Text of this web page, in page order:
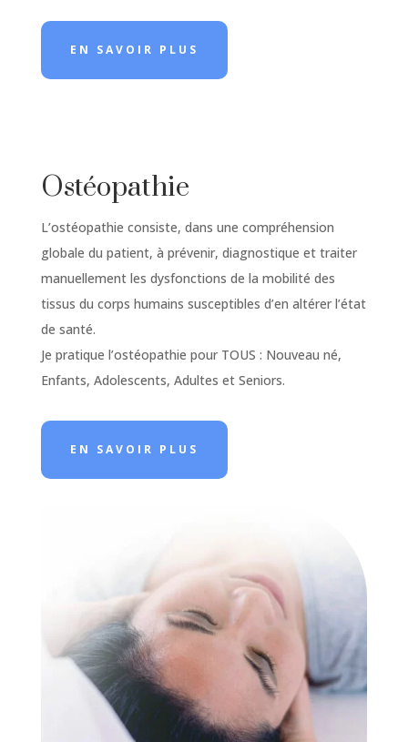
EN SAVOIR PLUS
Ostéopathie
L’ostéopathie consiste, dans une compréhension
globale du patient, à prévenir, diagnostique et traiter
manuellement les dysfonctions de la mobilité des
tissus du corps humains susceptibles d’en altérer l’état
de santé.
Je pratique l’ostéopathie pour TOUS : Nouveau né,
Enfants, Adolescents, Adultes et Seniors.
EN SAVOIR PLUS